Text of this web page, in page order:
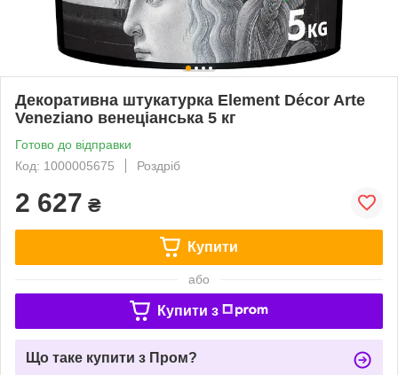
Декоративна штукатурка Element Décor Arte
Veneziano венеціанська 5 кг
Готово до відправки
Код: 1000005675
Роздріб
2 627 ₴
Купити
або
Купити з
Що таке купити з Пром?